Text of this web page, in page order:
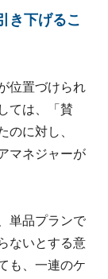
き下げるこ
位置づけられ
ては、「賛
のに対し、
マネジャーが
単品プランで
ないとする意
も、一連のケ